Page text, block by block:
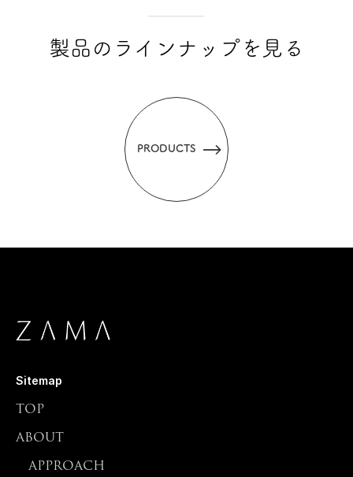
製品のラインナップを見る
PRODUCTS
Sitemap
TOP
ABOUT
APPROACH